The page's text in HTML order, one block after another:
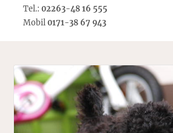
Tel.:02263-48 16 555
Mobil0171-38 67 943